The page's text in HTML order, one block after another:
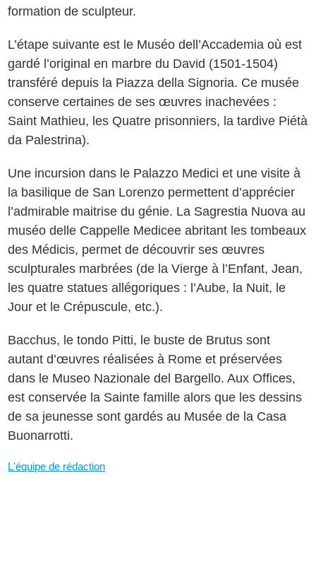
formation de sculpteur.
L’étape suivante est le Muséo dell’Accademia où est
gardé l’original en marbre du David (1501-1504)
transféré depuis la Piazza della Signoria. Ce musée
conserve certaines de ses œuvres inachevées :
Saint Mathieu, les Quatre prisonniers, la tardive Piétà
da Palestrina).
Une incursion dans le Palazzo Medici et une visite à
la basilique de San Lorenzo permettent d’apprécier
l’admirable maitrise du génie. La Sagrestia Nuova au
muséo delle Cappelle Medicee abritant les tombeaux
des Médicis, permet de découvrir ses œuvres
sculpturales marbrées (de la Vierge à l’Enfant, Jean,
les quatre statues allégoriques : l’Aube, la Nuit, le
Jour et le Crépuscule, etc.).
Bacchus, le tondo Pitti, le buste de Brutus sont
autant d’œuvres réalisées à Rome et préservées
dans le Museo Nazionale del Bargello. Aux Offices,
est conservée la Sainte famille alors que les dessins
de sa jeunesse sont gardés au Musée de la Casa
Buonarrotti.
L'équipe de rédaction